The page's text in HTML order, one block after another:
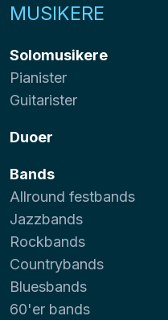
MUSIKERE
Solomusikere
Pianister
Guitarister
Duoer
Bands
Allround festbands
Jazzbands
Rockbands
Countrybands
Bluesbands
60'er bands